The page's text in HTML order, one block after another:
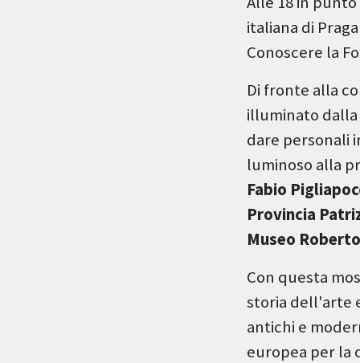
italiana di
Conoscere la
Di fronte alla
illuminato
dare personali
luminoso alla
Fabio
Provincia
Museo
Con questa
storia dell'arte
antichi e
europea per